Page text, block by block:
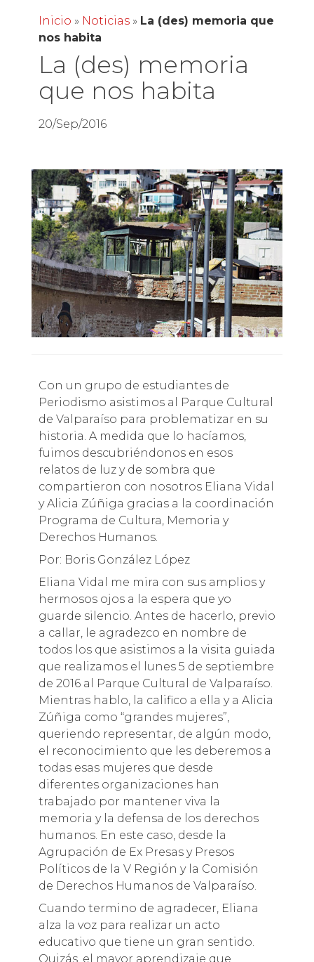
Inicio » Noticias» La (des) memoria que
nos habita
La (des) memoria
que nos habita
20/Sep/2016
Con un grupo de estudiantes de
Periodismo asistimos al Parque Cultural
de Valparaíso para problematizar en su
historia. A medida que lo hacíamos,
fuimos descubriéndonos en esos
relatos de luz y de sombra que
compartieron con nosotros Eliana Vidal
y Alicia Zúñiga gracias a la coordinación
Programa de Cultura, Memoria y
Derechos Humanos.
Por: Boris González López
Eliana Vidal me mira con sus amplios y
hermosos ojos a la espera que yo
guarde silencio. Antes de hacerlo, previo
a callar, le agradezco en nombre de
todos los que asistimos a la visita guiada
que realizamos el lunes 5 de septiembre
de 2016 al Parque Cultural de Valparaíso.
Mientras hablo, la califico a ella y a Alicia
Zúñiga como “grandes mujeres”,
queriendo representar, de algún modo,
el reconocimiento que les deberemos a
todas esas mujeres que desde
diferentes organizaciones han
trabajado por mantener viva la
memoria y la defensa de los derechos
humanos. En este caso, desde la
Agrupación de Ex Presas y Presos
Políticos de la V Región y la Comisión
de Derechos Humanos de Valparaíso.
Cuando termino de agradecer, Eliana
alza la voz para realizar un acto
educativo que tiene un gran sentido.
Quizás, el mayor aprendizaje que